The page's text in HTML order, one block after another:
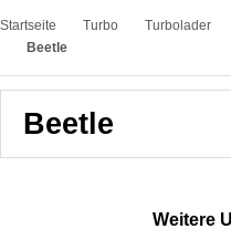
Startseite Turbo Turbolader
Beetle
Beetle
Weitere